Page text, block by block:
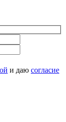
и даю согласие